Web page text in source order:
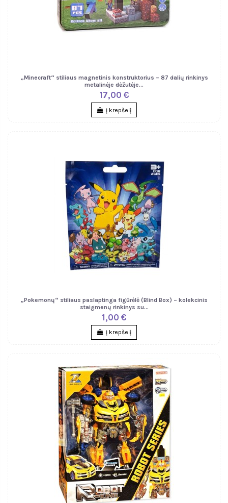
„Minecraft“ stiliaus magnetinis konstruktorius – 87 dalių rinkinys
metalinėje dėžutėje...
17,00 €
Į krepšelį
„Pokemonų“ stiliaus paslaptinga figūrėlė (Blind Box) – kolekcinis
staigmenų rinkinys su...
1,00 €
Į krepšelį